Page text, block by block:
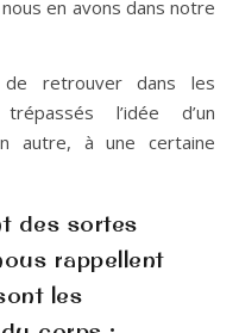
en avons dans notre
retrouver dans les
l’idée d’un
autre, à une certaine
des sortes
rappellent
les